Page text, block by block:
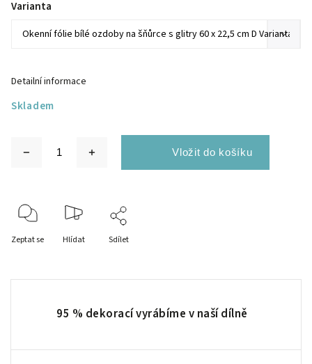
Skladem
Varianta
Detailní informace
Zeptat se Hlídat Sdílet
95 % dekorací vyrábíme v naší dílně